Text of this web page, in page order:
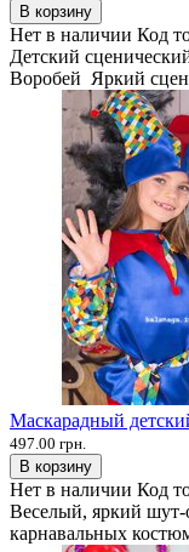
В корзину
Нет в наличии Код
Детский
Воробей Яркий
Маскарадный
497.00 грн.
В корзину
Нет в наличии Код
Веселый, яркий
карнавальных